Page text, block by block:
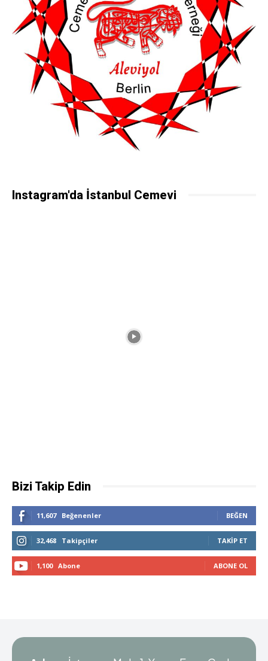
Instagram'da İstanbul Cemevi
Bizi Takip Edin
11,607 Beğenenler BEĞEN
32,468 Takipçiler TAKIP ET
1,100 Abone ABONE OL